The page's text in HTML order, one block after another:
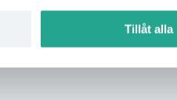
Tillåt alla
på om ditt tak är
offertförfrågan och jämför